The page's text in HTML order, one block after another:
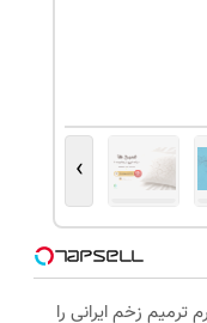
›
ترمیم زخم ایرانی را